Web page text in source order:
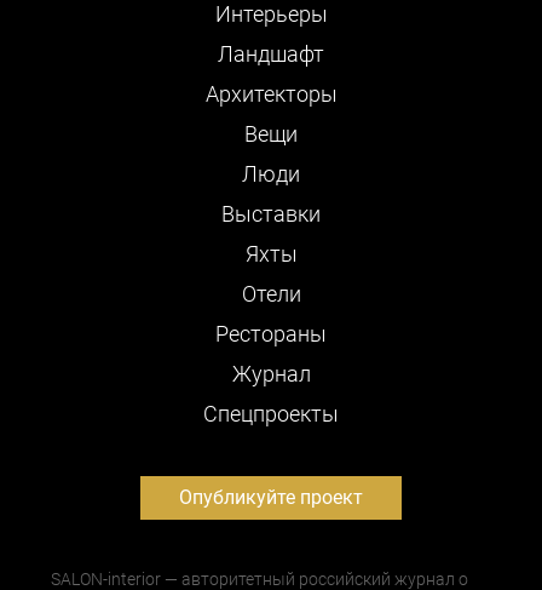
Интерьеры
Ландшафт
Архитекторы
Вещи
Люди
Выставки
Яхты
Отели
Рестораны
Журнал
Cпецпроекты
Опубликуйте проект
SALON-interior — авторитетный российский журнал о